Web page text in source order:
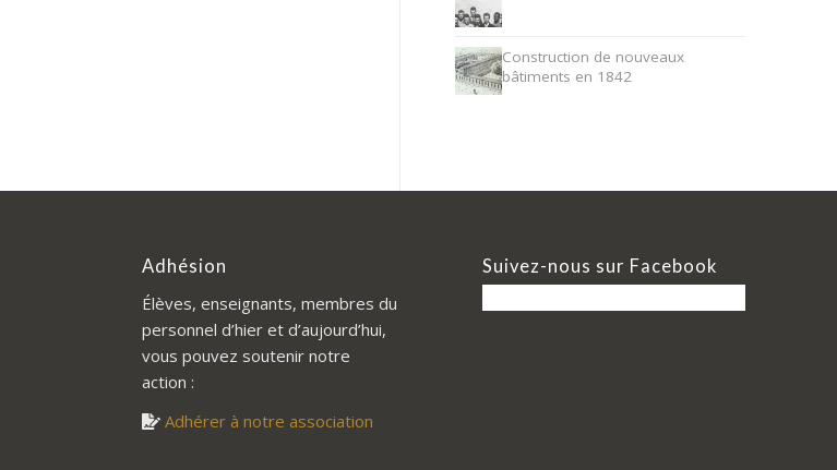
Construction de nouveaux
bâtiments en 1842
Adhésion
Élèves, enseignants, membres du
personnel d’hier et d’aujourd’hui,
vous pouvez soutenir notre
action :
Adhérer à notre association
Suivez-nous sur Facebook